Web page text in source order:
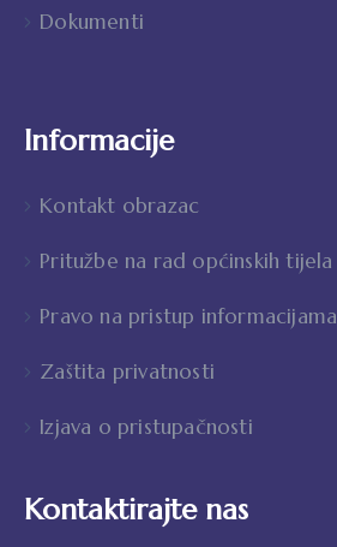
Dokumenti
Informacije
Kontakt obrazac
Pritužbe na rad općinskih tijela
Pravo na pristup informacijama
Zaštita privatnosti
Izjava o pristupačnosti
Kontaktirajte nas